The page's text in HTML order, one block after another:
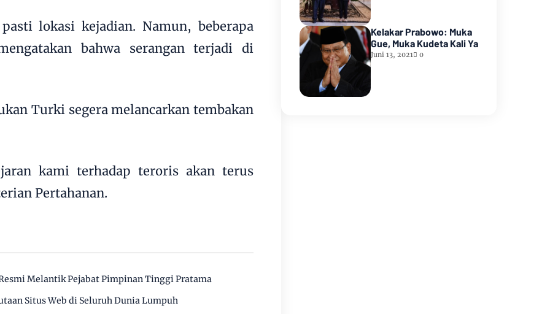
lokasi kejadian. Namun, beberapa
bahwa serangan terjadi di
Turki segera melancarkan tembakan
kami terhadap teroris akan terus
Pertahanan.
Melantik Pejabat Pimpinan Tinggi Pratama
Situs Web di Seluruh Dunia Lumpuh
Kelakar Prabowo: Muka
Gue, Muka Kudeta Kali Ya
Juni 13, 2021 0